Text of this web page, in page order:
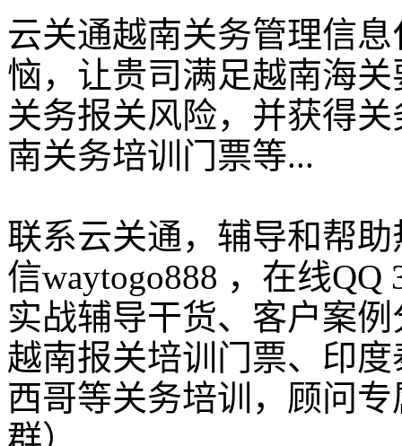
云关通越南关务管理信
恼，让贵司满足越南海
关务报关风险，并获得
南关务培训门票等...
联系云关通，辅导和帮助
信waytogo888 ，在线QQ
实战辅导干货、客户案
越南报关培训门票、印
西哥等关务培训，顾问